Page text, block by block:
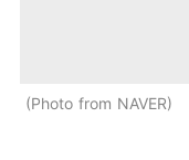
Photo from NAVER